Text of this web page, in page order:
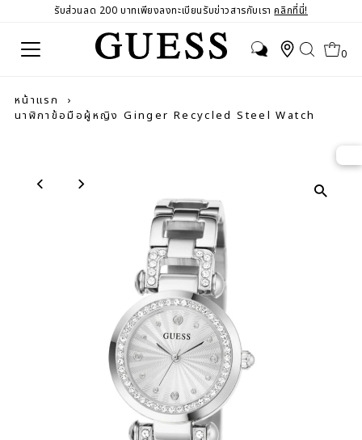
รับส่วนลด 200 บาทเพียงลงทะเบียนรับข่าวสารกับเราคลิกที่นี่!
0
หน้าแรก
›
นาฬิกาข้อมือผู้หญิง Ginger Recycled Steel Watch